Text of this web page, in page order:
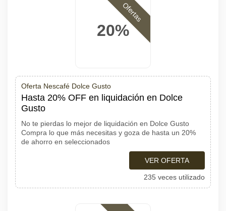
20%
Ofertas
Oferta Nescafé Dolce Gusto
Hasta 20% OFF en liquidación en Dolce
Gusto
No te pierdas lo mejor de liquidación en Dolce Gusto
Compra lo que más necesitas y goza de hasta un 20%
de ahorro en seleccionados
VER OFERTA
235 veces utilizado